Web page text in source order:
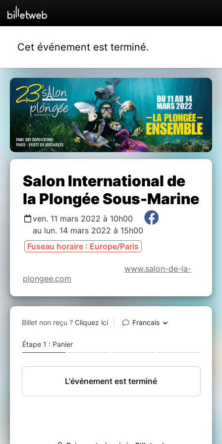
Cet événement est terminé.
Salon International de
la Plongée Sous-Marine
ven. 11 mars 2022 à 10h00
au lun. 14 mars 2022 à 15h00
Fuseau horaire : Europe/Paris
www.salon-de-la-
plongee.com